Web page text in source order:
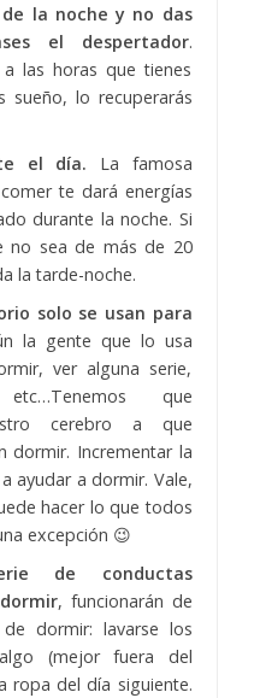
la noche y no das
el despertador.
las horas que tienes
sueño, lo recuperarás
el día. La famosa
te dará energías
durante la noche. Si
no sea de más de 20
la tarde-noche.
solo se usan para
la gente que lo usa
ver alguna serie,
que
cerebro a que
dormir. Incrementar la
ayudar a dormir. Vale,
hacer lo que todos
excepción 😉
de conductas
, funcionarán de
dormir: lavarse los
(mejor fuera del
ropa del día siguiente.